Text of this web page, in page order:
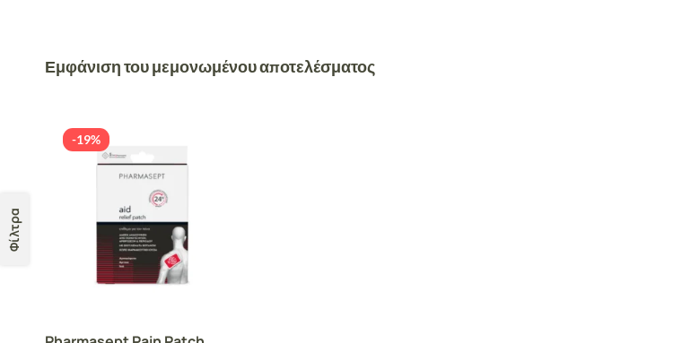
Φίλτρα
Εμφάνιση του μεμονωμένου αποτελέσματος
-19%